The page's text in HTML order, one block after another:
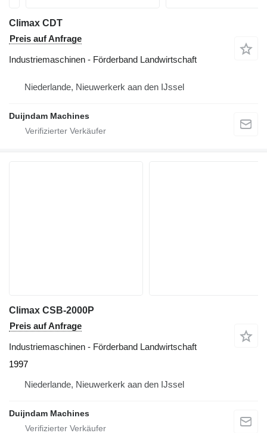
Climax CDT
Preis auf Anfrage
Industriemaschinen - Förderband Landwirtschaft
Niederlande, Nieuwerkerk aan den IJssel
Duijndam Machines
Climax CSB-2000P
Preis auf Anfrage
Industriemaschinen - Förderband Landwirtschaft
1997
Niederlande, Nieuwerkerk aan den IJssel
Duijndam Machines